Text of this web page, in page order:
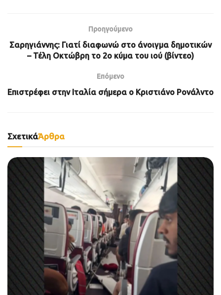
Προηγούμενο
Σαρηγιάννης: Γιατί διαφωνώ στο άνοιγμα δημοτικών
– Τέλη Οκτώβρη το 2ο κύμα του ιού (βίντεο)
Επόμενο
Επιστρέφει στην Ιταλία σήμερα ο Κριστιάνο Ρονάλντο
ΣχετικάΆρθρα